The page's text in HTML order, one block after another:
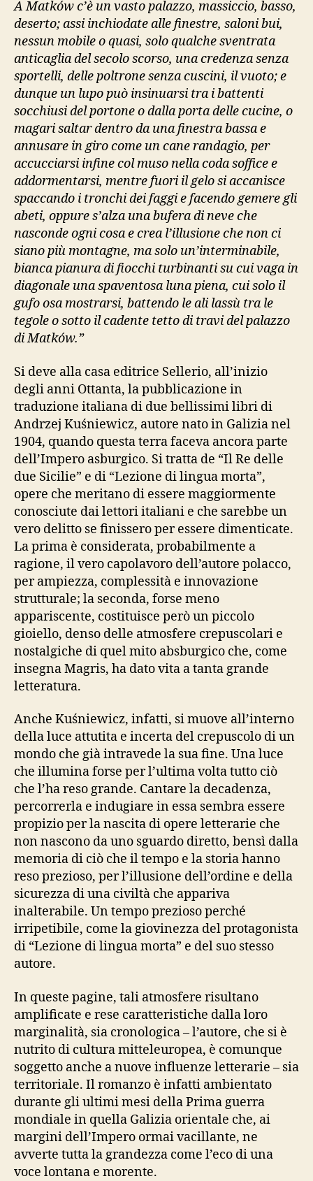
A Matków c’è un vasto palazzo, massiccio, basso,
deserto; assi inchiodate alle finestre, saloni bui,
nessun mobile o quasi, solo qualche sventrata
anticaglia del secolo scorso, una credenza senza
sportelli, delle poltrone senza cuscini, il vuoto; e
dunque un lupo può insinuarsi tra i battenti
socchiusi del portone o dalla porta delle cucine, o
magari saltar dentro da una finestra bassa e
annusare in giro come un cane randagio, per
accucciarsi infine col muso nella coda soffice e
addormentarsi, mentre fuori il gelo si accanisce
spaccando i tronchi dei faggi e facendo gemere gli
abeti, oppure s’alza una bufera di neve che
nasconde ogni cosa e crea l’illusione che non ci
siano più montagne, ma solo un’interminabile,
bianca pianura di fiocchi turbinanti su cui vaga in
diagonale una spaventosa luna piena, cui solo il
gufo osa mostrarsi, battendo le ali lassù tra le
tegole o sotto il cadente tetto di travi del palazzo
di Matków.”
Si deve alla casa editrice Sellerio, all’inizio
degli anni Ottanta, la pubblicazione in
traduzione italiana di due bellissimi libri di
Andrzej Kuśniewicz, autore nato in Galizia nel
1904, quando questa terra faceva ancora parte
dell’Impero asburgico. Si tratta de “Il Re delle
due Sicilie” e di “Lezione di lingua morta”,
opere che meritano di essere maggiormente
conosciute dai lettori italiani e che sarebbe un
vero delitto se finissero per essere dimenticate.
La prima è considerata, probabilmente a
ragione, il vero capolavoro dell’autore polacco,
per ampiezza, complessità e innovazione
strutturale; la seconda, forse meno
appariscente, costituisce però un piccolo
gioiello, denso delle atmosfere crepuscolari e
nostalgiche di quel mito absburgico che, come
insegna Magris, ha dato vita a tanta grande
letteratura.
Anche Kuśniewicz, infatti, si muove all’interno
della luce attutita e incerta del crepuscolo di un
mondo che già intravede la sua fine. Una luce
che illumina forse per l’ultima volta tutto ciò
che l’ha reso grande. Cantare la decadenza,
percorrerla e indugiare in essa sembra essere
propizio per la nascita di opere letterarie che
non nascono da uno sguardo diretto, bensì dalla
memoria di ciò che il tempo e la storia hanno
reso prezioso, per l’illusione dell’ordine e della
sicurezza di una civiltà che appariva
inalterabile. Un tempo prezioso perché
irripetibile, come la giovinezza del protagonista
di “Lezione di lingua morta” e del suo stesso
autore.
In queste pagine, tali atmosfere risultano
amplificate e rese caratteristiche dalla loro
marginalità, sia cronologica – l’autore, che si è
nutrito di cultura mitteleuropea, è comunque
soggetto anche a nuove influenze letterarie – sia
territoriale. Il romanzo è infatti ambientato
durante gli ultimi mesi della Prima guerra
mondiale in quella Galizia orientale che, ai
margini dell’Impero ormai vacillante, ne
avverte tutta la grandezza come l’eco di una
voce lontana e morente.